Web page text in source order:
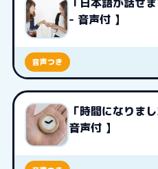
- 音声付 】
音声つき
「時間になりま
音声付 】